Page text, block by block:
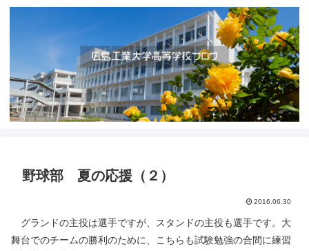
野球部 夏の応援（２）
2016.06.30
グランドの主役は選手ですが、スタンドの主役も選手です。大
舞台でのチームの勝利のために、こちらも試験勉強の合間に練習